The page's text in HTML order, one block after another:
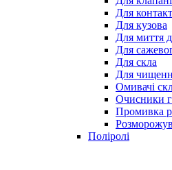
Для
Для кузова
Для миття
Для
Для скла
Для
Омивачі
Очисники
Промивка
Поліролі